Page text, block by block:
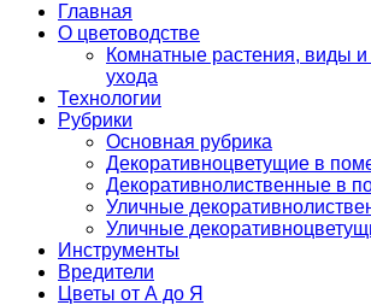
Главная
О цветоводстве
Комнатные растения, виды и
ухода
Технологии
Рубрики
Основная рубрика
Декоративноцветущие в
Декоративнолиственные в
Уличные
Уличные
Инструменты
Вредители
Цветы от А до Я